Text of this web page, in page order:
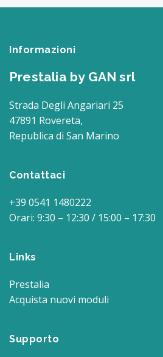
Informazioni
Prestalia by GAN srl
Strada Degli Angariari 25
47891 Rovereta,
Republica di San Marino
Contattaci
+39 0541 1480222
Orari: 9:30 – 12:30 / 15:00 – 17:30
Links
Prestalia
Acquista nuovi moduli
Supporto